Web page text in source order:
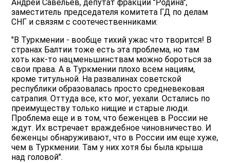
Андрей Савельев, депутат фракции "Родина",
заместитель председателя комитета ГД по делам
СНГ и связям с соотечественниками:
"В Туркмении - вообще тихий ужас что творится! В
странах Балтии тоже есть эта проблема, но там
хоть как-то нацменьшинствам можно бороться за
свои права. А в Туркмении плохо всем нациям,
кроме титульной. На развалинах советской
республики образовалась просто средневековая
сатрапия. Оттуда все, кто мог, уехали. Остались по
преимуществу только нищие и старые люди.
Проблема еще и в том, что беженцев в России не
ждут. Их встречает враждебное чиновничество. И
беженцы обнаруживают, что в России им еще хуже,
чем в Туркмении. Там у них хотя бы была крыша
над головой".